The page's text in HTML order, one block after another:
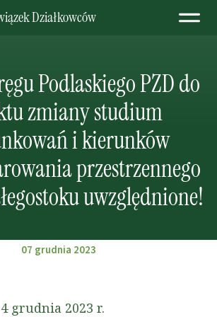
Działkowców
Podlaskiego PZD do
zmiany studium
i kierunków
przestrzennego
uwzględnione!
07 grudnia 2023
grudnia 2023 r.